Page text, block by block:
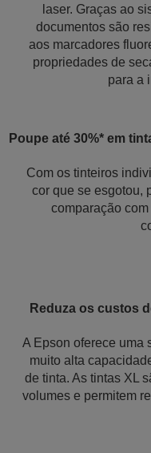
laser. Graças ao
documentos são
aos marcadores
propriedades de
para a
Poupe até 30%* em
Com os tinteiros
cor que se esgotou,
comparação
Reduza os custos
A Epson oferece uma
muito alta
de tinta. As tintas XL
volumes e permitem